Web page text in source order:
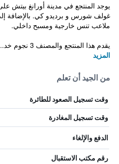
يوجد المنتجع في مدينة أورانغ بيتش
غولف شورس و برديدو كي. بالإضافة
ملاعب تنس خارجية ومسبح داخلي.
يقدم هذا المنتجع والمصنف 3 نجوم خد...
المزيد
من الجيد أن تعلم
وقت تسجيل الصعود للطائرة
وقت تسجيل المغادرة
الدفع والإلغاء
رقم مكتب الاستقبال